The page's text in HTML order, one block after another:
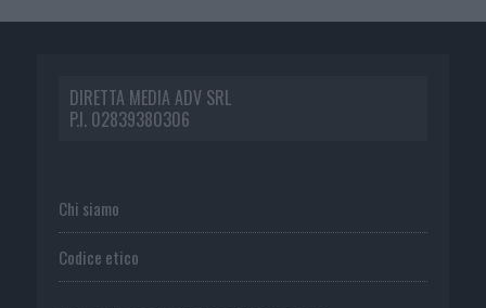
DIRETTA MEDIA ADV SRL
P.I. 02839380306
Chi siamo
Codice etico